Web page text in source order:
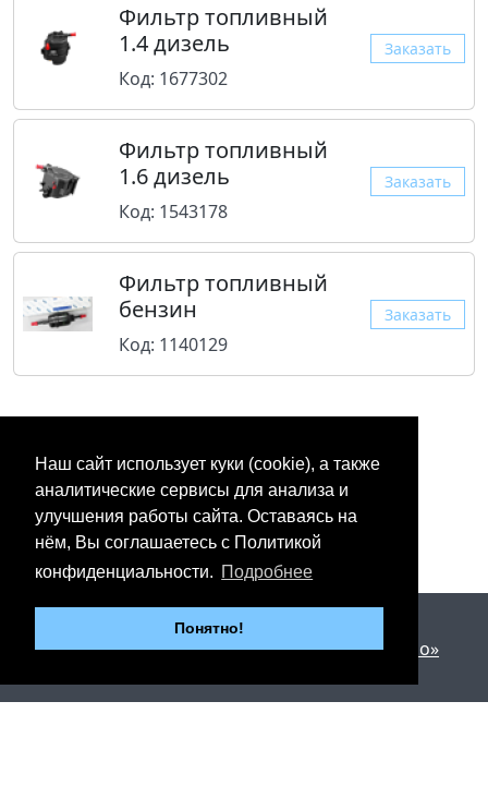
Наш сайт использует куки (cookie), а также
аналитические сервисы для анализа и
улучшения работы сайта. Оставаясь на
нём, Вы соглашаетесь с Политикой
конфиденциальности. Подробнее
Понятно!
Фильтр топливный
1.4 дизель
Код: 1677302
Заказать
Фильтр топливный
1.6 дизель
Код: 1543178
Заказать
Фильтр топливный
бензин
Код: 1140129
Заказать
2012 - 2026 © «Юнипартс»
Дизайн и разработка —Арт студия «Милано»